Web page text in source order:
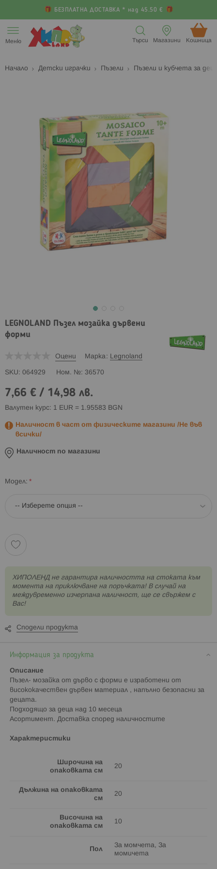
БЕЗПЛАТНА ДОСТАВКА * над 45.50 €
към
съдържанието
Меню Кошница (
Магазини
Търси
Начало Детски играчки Пъзели Пъзели и кубчета за
галерията
изображенията
LEGNOLAND Пъзел мозайка дървени
форми
Оцени Марка Legnoland
SKU 064929 Ном. № 36570
7,66 € / 14,98 лв.
Валутен курс: 1 EUR = 1.95583 BGN
Наличност в част от физическите магазини /Не във
всички/
Наличност по магазини
Модел
XИПОЛЕНД не гарантира наличността на стоката към
момента на приключване на поръчката! В случай на
междувременно изчерпана наличност, ще се свържем с
Вас!
Сподели продукта
Информация за продукта
Описание
Пъзел- мозайка от дърво с форми e изработени от
висококачествен дървен материал , напълно безопасни за
децата.
Подходящо за деца над 10 месеца
Асортимент. Доставка според наличностите
Характеристики
Широчина на
опаковката см
20
Дължина на опаковката
см
20
Височина на
опаковката см
10
Пол
За момчета, За
момичета